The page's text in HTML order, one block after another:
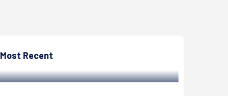
Most Recent
質評鑑決賽 前三名5名優勝得主出爐